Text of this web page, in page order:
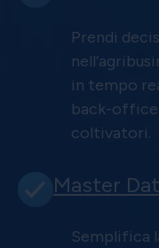
Prendi
in tempo
back-office
coltivatori.
Master
Semplifica